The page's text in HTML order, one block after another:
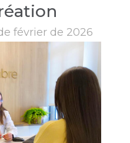
février de 2026